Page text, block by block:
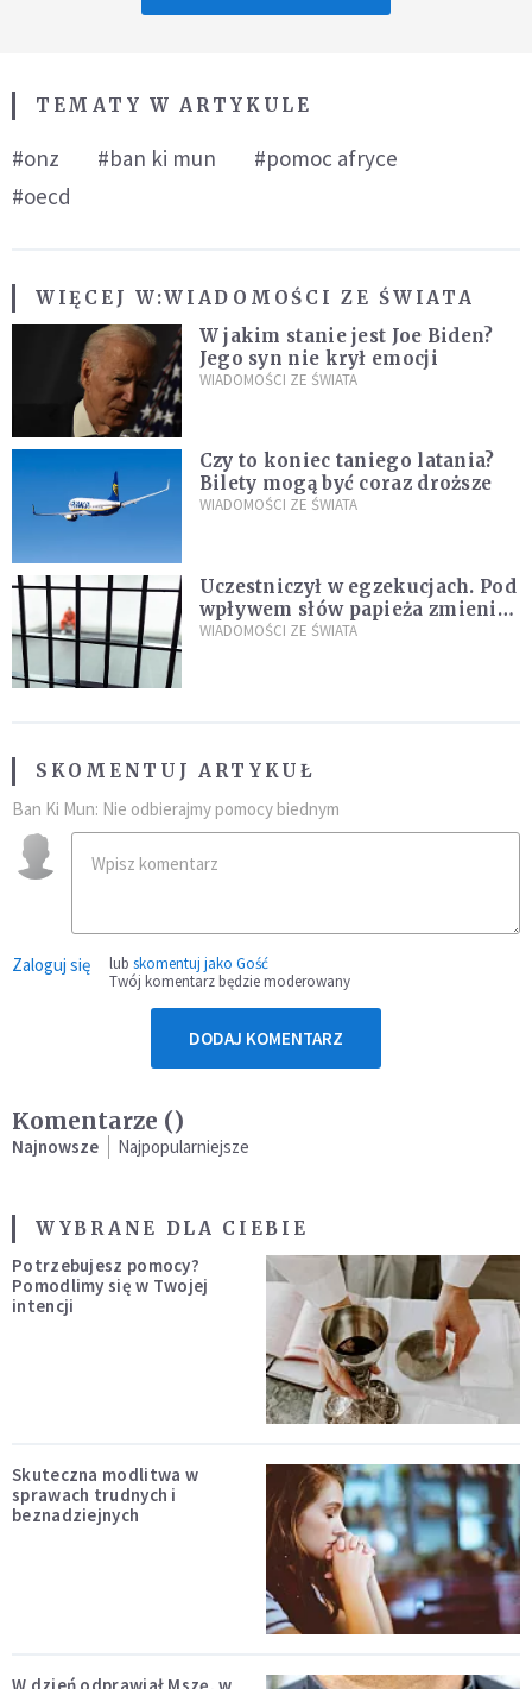
TEMATY W ARTYKULE
#onz #ban ki mun
#pomoc afryce
#oecd
WIĘCEJ W:WIADOMOŚCI ZE ŚWIATA
W jakim stanie jest Joe Biden?
Jego syn nie krył emocji
WIADOMOŚCI ZE ŚWIATA
Czy to koniec taniego latania?
Bilety mogą być coraz droższe
WIADOMOŚCI ZE ŚWIATA
Uczestniczył w egzekucjach. Pod
wpływem słów papieża zmienił
zdanie
WIADOMOŚCI ZE ŚWIATA
SKOMENTUJ ARTYKUŁ
Ban Ki Mun: Nie odbierajmy pomocy biednym
Zaloguj się lub skomentuj jako Gość
Twój komentarz będzie moderowany
DODAJ KOMENTARZ
Komentarze ()
Najnowsze Najpopularniejsze
WYBRANE DLA CIEBIE
Potrzebujesz pomocy?
Pomodlimy się w Twojej
intencji
Skuteczna modlitwa w
sprawach trudnych i
beznadziejnych